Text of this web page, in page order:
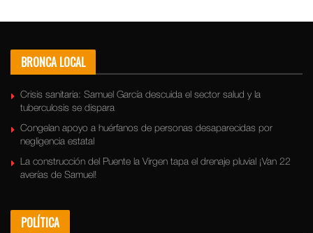
BRONCA LOCAL
Crisis sanitaria: Samuel García descuida el sector salud y la
tuberculosis se dispara
Congelan apoyo a huérfanos de personas desaparecidas por
negligencia estatal
La construcción del Puente la Virgen tapa el drenaje pluvial ¡Van 22
averías de Samuel!
POLÍTICA